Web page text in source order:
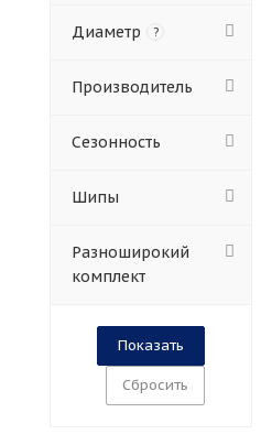
Диаметр ?
Производитель
Сезонность
Шипы
Разноширокий
комплект
Сбросить